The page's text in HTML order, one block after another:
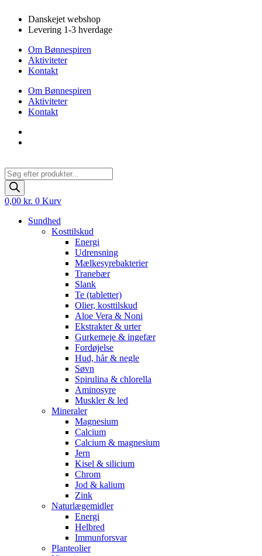
indhold
Danskejet webshop
Levering 1-3 hverdage
Om Bønnespiren
Aktiviteter
Kontakt
Om Bønnespiren
Aktiviteter
Kontakt
Products
search
0,00 kr. 0 Kurv
Sundhed
Kosttilskud
Energi
Udrensning
Mælkesyrebakterier
Tranebær
Slank
Te (tabletter)
Olier, kosttilskud
Aloe Vera & Noni
Ekstrakter & urter
Gurkemeje & ingefær
Fordøjelse
Hud, hår & negle
Søvn
Spirulina & chlorella
Aminosyre
Muskler & led
Mineraler
Magnesium
Calcium
Calcium & magnesium
Jern
Kisel & silicium
Chrom
Jod & kalium
Zink
Naturlægemidler
Energi
Helbred
Immunforsvar
Planteolier